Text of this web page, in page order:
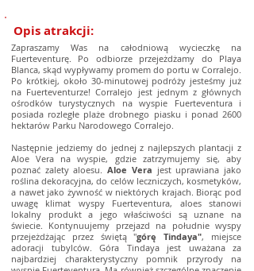
Opis atrakcji:
Zapraszamy Was na całodniową wycieczkę na
Fuerteventurę. Po odbiorze przejeżdżamy do Playa
Blanca, skąd wypływamy promem do portu w Corralejo.
Po krótkiej, około 30-minutowej podróży jesteśmy już
na Fuerteventurze! Corralejo jest jednym z głównych
ośrodków turystycznych na wyspie Fuerteventura i
posiada rozległe plaże drobnego piasku i ponad 2600
hektarów Parku Narodowego Corralejo.
Następnie jedziemy do jednej z najlepszych plantacji z
Aloe Vera na wyspie, gdzie zatrzymujemy się, aby
poznać zalety aloesu.Aloe Vera jest uprawiana jako
roślina dekoracyjna, do celów leczniczych, kosmetyków,
a nawet jako żywność w niektórych krajach. Biorąc pod
uwagę klimat wyspy Fuerteventura, aloes stanowi
lokalny produkt a jego właściwości są uznane na
świecie. Kontynuujemy przejazd na południe wyspy
przejeżdżając przez świętą "górę Tindaya", miejsce
adoracji tubylców. Góra Tindaya jest uważana za
najbardziej charakterystyczny pomnik przyrody na